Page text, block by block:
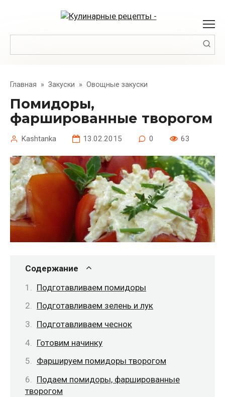
Главная » Закуски » Овощные закуски
Помидоры,
фаршированные творогом
Kashtanka 13.02.2015 0 63
Содержание
Подготавливаем помидоры
Подготавливаем зелень и лук
Подготавливаем чеснок
Готовим начинку
Фаршируем помидоры творогом
Подаем помидоры, фаршированные
творогом